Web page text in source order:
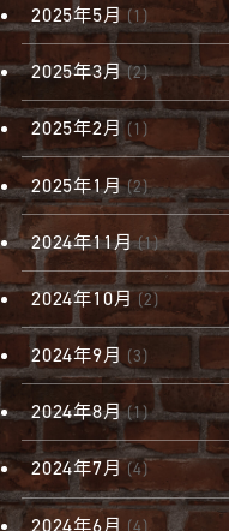
2025年5月(1)
2025年3月(2)
2025年2月 (1)
2025年1月(2)
2024年11月(1)
2024年10月 (2)
2024年9月 (3)
2024年8月(1)
2024年7月 (4)
2024年6月 (4)